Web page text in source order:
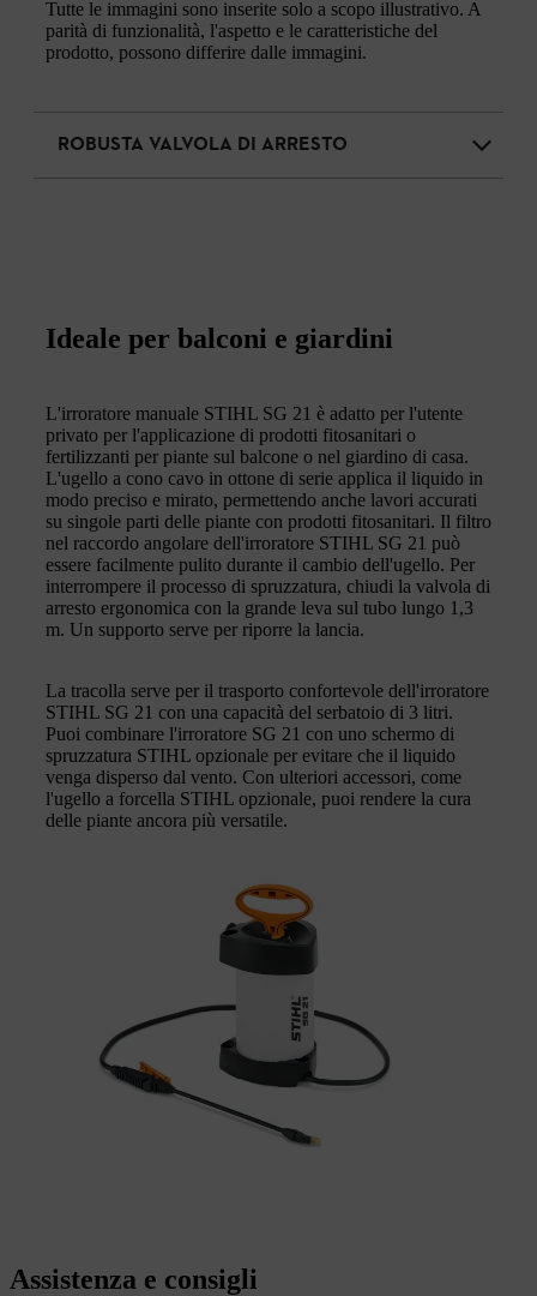
Tutte le immagini sono inserite solo a scopo illustrativo. A
parità di funzionalità, l'aspetto e le caratteristiche del
prodotto, possono differire dalle immagini.
ROBUSTA VALVOLA DI ARRESTO
Ideale per balconi e giardini
L'irroratore manuale STIHL SG 21 è adatto per l'utente
privato per l'applicazione di prodotti fitosanitari o
fertilizzanti per piante sul balcone o nel giardino di casa.
L'ugello a cono cavo in ottone di serie applica il liquido in
modo preciso e mirato, permettendo anche lavori accurati
su singole parti delle piante con prodotti fitosanitari. Il filtro
nel raccordo angolare dell'irroratore STIHL SG 21 può
essere facilmente pulito durante il cambio dell'ugello. Per
interrompere il processo di spruzzatura, chiudi la valvola di
arresto ergonomica con la grande leva sul tubo lungo 1,3
m. Un supporto serve per riporre la lancia.
La tracolla serve per il trasporto confortevole dell'irroratore
STIHL SG 21 con una capacità del serbatoio di 3 litri.
Puoi combinare l'irroratore SG 21 con uno schermo di
spruzzatura STIHL opzionale per evitare che il liquido
venga disperso dal vento. Con ulteriori accessori, come
l'ugello a forcella STIHL opzionale, puoi rendere la cura
delle piante ancora più versatile.
Assistenza e consigli